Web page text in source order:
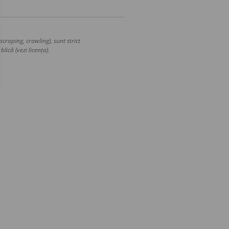
crawling), sunt strict
(vezi licența).